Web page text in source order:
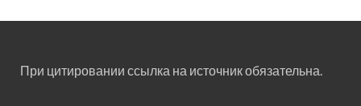
При цитировании ссылка на источник обязательна.